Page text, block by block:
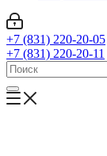
+7 (831) 220-20-05
+7 (831) 220-20-11